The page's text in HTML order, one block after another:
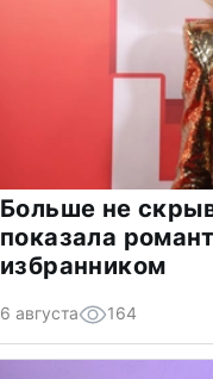
Больше не
показала
избранником
6 августа 164